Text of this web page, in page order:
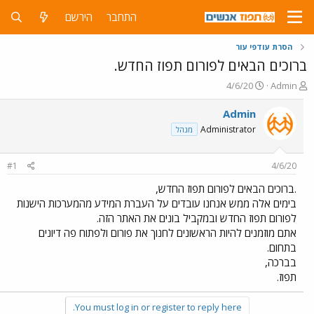
התחבר הירשם
הסרת עודפי עור
ברוכים הבאים לפורום תפוז החדש.
פ
ו
ח
ו
ש
א
Admin
פ
ו
ר
ם
ר
י
ך
4/6/20
Admin
Administrator מנהל
4/6/20
#1
.ברוכים הבאים לפורום תפוז החדש,
בימים אלה ממש אנחנו עובדים על העברת המידע מהמערכות הישנות
לפורום תפוז החדש ובמקביל בונים את האתר הזה.
אתם מוזמנים להיות הראשונים לחנוך את פורום ולפתוח פה דיונים
בתחום.
בברכה,
תפוז.
You must log in or register to reply here.